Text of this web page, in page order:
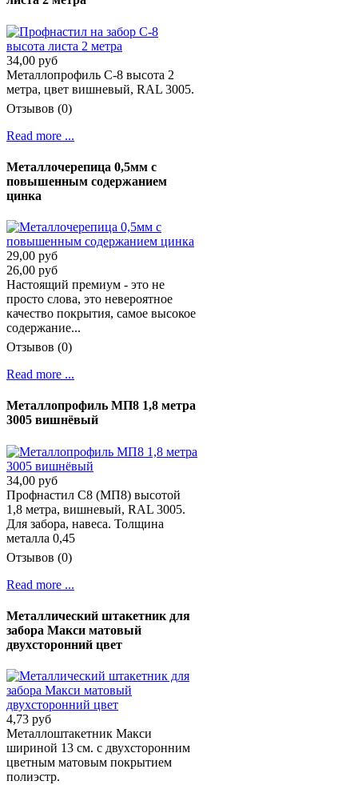
34,00 руб
Металлопрофиль C-8 высота 2
метра, цвет вишневый, RAL 3005.
Отзывов (0)
Read more ...
Металлочерепица 0,5мм с
повышенным содержанием
цинка
29,00 руб
26,00 руб
Настоящий премиум - это не
просто слова, это невероятное
качество покрытия, самое высокое
содержание...
Отзывов (0)
Read more ...
Металлопрофиль МП8 1,8 метра
3005 вишнёвый
34,00 руб
Профнастил C8 (МП8) высотой
1,8 метра, вишневый, RAL 3005.
Для забора, навеса. Толщина
металла 0,45
Отзывов (0)
Read more ...
Металлический штакетник для
забора Макси матовый
двухсторонний цвет
4,73 руб
Металлоштакетник Макси
шириной 13 см. с двухсторонним
цветным матовым покрытием
полиэстр.